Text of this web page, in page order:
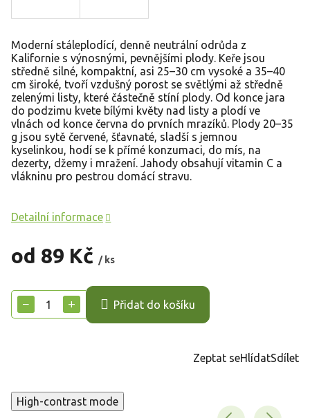
od 89 Kč / ks
cena:
+
− Přidat do košíku
Moderní stáleplodící, denně neutrální odrůda z
Kalifornie s výnosnými, pevnějšími plody. Keře jsou
středně silné, kompaktní, asi 25–30 cm vysoké a 35–40
cm široké, tvoří vzdušný porost se světlými až středně
zelenými listy, které částečně stíní plody. Od konce jara
do podzimu kvete bílými květy nad listy a plodí ve
vlnách od konce června do prvních mrazíků. Plody 20–35
g jsou sytě červené, šťavnaté, sladší s jemnou
kyselinkou, hodí se k přímé konzumaci, do mís, na
dezerty, džemy i mražení. Jahody obsahují vitamin C a
vlákninu pro pestrou domácí stravu.
Detailní informace
Zeptat seHlídatSdílet
High-contrast mode